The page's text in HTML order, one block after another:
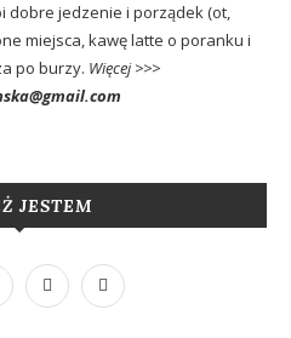
dobre jedzenie i porządek (ot,
miejsca, kawę latte o poranku i
po burzy. Więcej >>>
JESTEM